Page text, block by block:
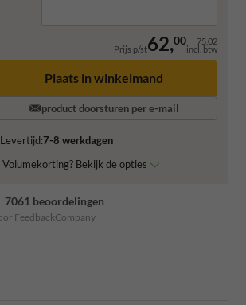
Prijs p/st62,00 75,02
incl. btw
Plaats in winkelmand
product doorsturen per e-mail
Levertijd:7-8 werkdagen
Volumekorting? Bekijk de opties
7061 beoordelingen
FeedbackCompany